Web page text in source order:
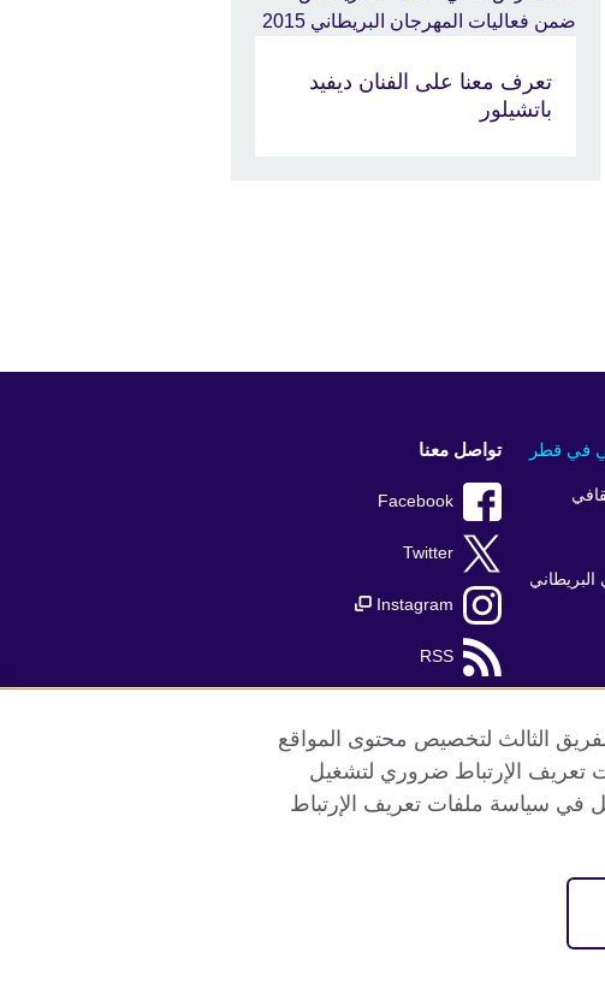
تعرف معنا على الفنان ديفيد
باتشيلور
في قطر تواصل معنا
Facebook
Twitter
Instagram
RSS
الثالث لتخصيص محتوى المواقع
تعريف الإرتباط ضروري لتشغيل
في سياسة ملفات تعريف الإرتباط